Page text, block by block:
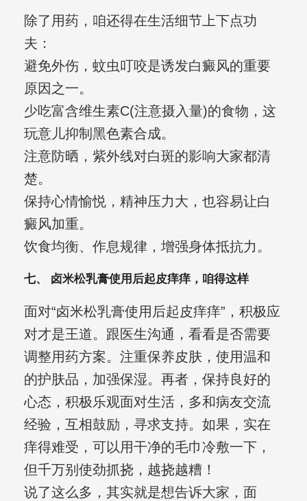
除了用药，咱还得在生活细节上下点功
夫：
避免外伤，蚊虫叮咬是诱发白癜风的重要
原因之一。
少吃富含维生素C(注意摄入量)的食物，这
玩意儿抑制黑色素合成。
注意防晒，紫外线对白斑的影响大家都清
楚。
保持心情愉悦，精神压力大，也容易让白
癜风加重。
饮食均衡、作息规律，增强身体抵抗力。
七、 卤米松乳膏使用后起皮痒痒，咱得这样
面对“卤米松乳膏使用后起皮痒痒”，积极应
对才是王道。跟医生沟通，看看是否需要
调整用药方案。注重保养皮肤，使用温和
的护肤品，加强保湿。再者，保持良好的
心态，积极乐观面对生活，多和病友交流
经验，互相鼓励，寻求支持。如果，实在
痒得难受，可以用干净的毛巾冷敷一下，
但千万别使劲抓挠，越挠越糟！
说了这么多，其实就是想告诉大家，面